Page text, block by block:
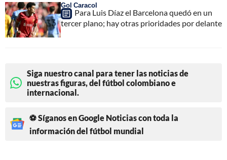
Gol Caracol
Para Luis Díaz el Barcelona quedó en un
tercer plano; hay otras prioridades por delante
Siga nuestro canal para tener las noticias de
nuestras figuras, del fútbol colombiano e
internacional.
⚽ Síganos en Google Noticias con toda la
información del fútbol mundial